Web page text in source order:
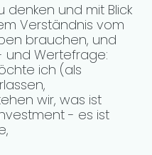
denken und mit Blick
Verständnis vom
brauchen, und
und Wertefrage:
ich (als
wir, was ist
- es ist